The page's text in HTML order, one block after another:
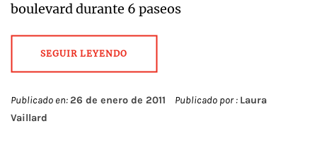
boulevard durante 6 paseos
SEGUIR LEYENDO
Publicado en:26 de enero de 2011 Publicado por : Laura
Vaillard